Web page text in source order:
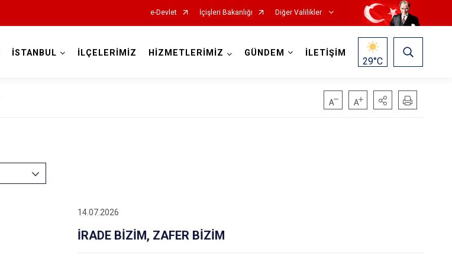
e-Devlet İçişleri Bakanlığı Diğer Valilikler
İSTANBUL İLÇELERİMİZ HİZMETLERİMİZ GÜNDEM İLETİŞİM
29°C
14.07.2026
İRADE BİZİM, ZAFER BİZİM